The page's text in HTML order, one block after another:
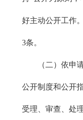
好主动公开工作
3条。
（二）依申
公开制度和公开
受理、审查、处